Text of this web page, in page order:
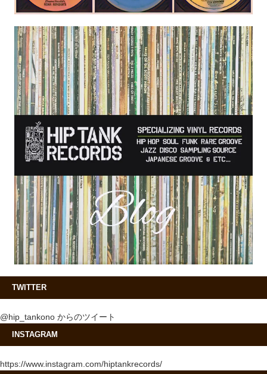
TWITTER
@hip_tankono からのツイート
INSTAGRAM
https://www.instagram.com/hiptankrecords/